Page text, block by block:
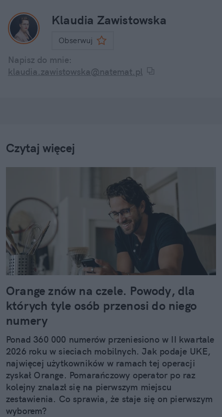
Klaudia Zawistowska
Obserwuj
Napisz do mnie:
klaudia.zawistowska@natemat.pl
Czytaj więcej
Orange znów na czele. Powody, dla
których tyle osób przenosi do niego
numery
Ponad 360 000 numerów przeniesiono w II kwartale
2026 roku w sieciach mobilnych. Jak podaje UKE,
najwięcej użytkowników w ramach tej operacji
zyskał Orange. Pomarańczowy operator po raz
kolejny znalazł się na pierwszym miejscu
zestawienia. Co sprawia, że staje się on pierwszym
wyborem?